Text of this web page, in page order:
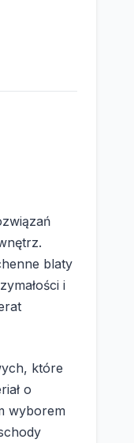
blaty
i
które
o
wyborem